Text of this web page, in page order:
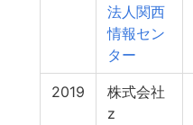
法人関西
情報セン
ター
2019
株式会社
z